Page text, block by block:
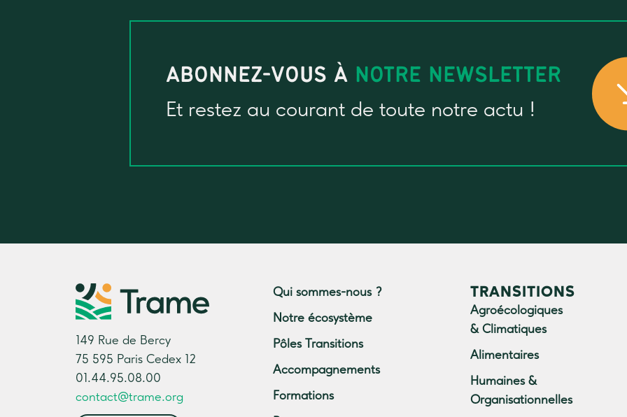
ABONNEZ-VOUS À NOTRE NEWSLETTER
Et restez au courant de toute notre actu !
149 Rue de Bercy
75 595 Paris Cedex 12
01.44.95.08.00
contact@trame.org
Qui sommes-nous ?
Notre écosystème
Pôles Transitions
Accompagnements
Formations
TRANSITIONS
Agroécologiques
& Climatiques
Alimentaires
Humaines &
Organisationnelles